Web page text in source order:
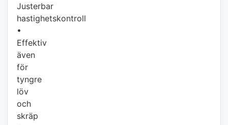
Justerbar
hastighetskontroll
•
Effektiv
även
för
tyngre
löv
och
skräp